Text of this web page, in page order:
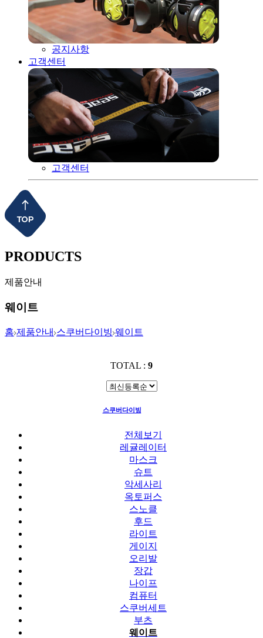
공지사항
고객센터
고객센터
PRODUCTS
제품안내
웨이트
홈 제품안내 스쿠버다이빙 웨이트
TOTAL : 9
스쿠버다이빙
전체보기
레귤레이터
마스크
슈트
악세사리
옥토퍼스
스노클
후드
라이트
게이지
오리발
장갑
나이프
컴퓨터
스쿠버세트
부츠
웨이트